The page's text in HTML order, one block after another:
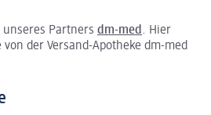
Partners dm-med . Hier
der Versand-Apotheke dm-med